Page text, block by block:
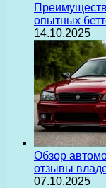
опытных
14.10.2025
Обзор
отзывы
07.10.2025